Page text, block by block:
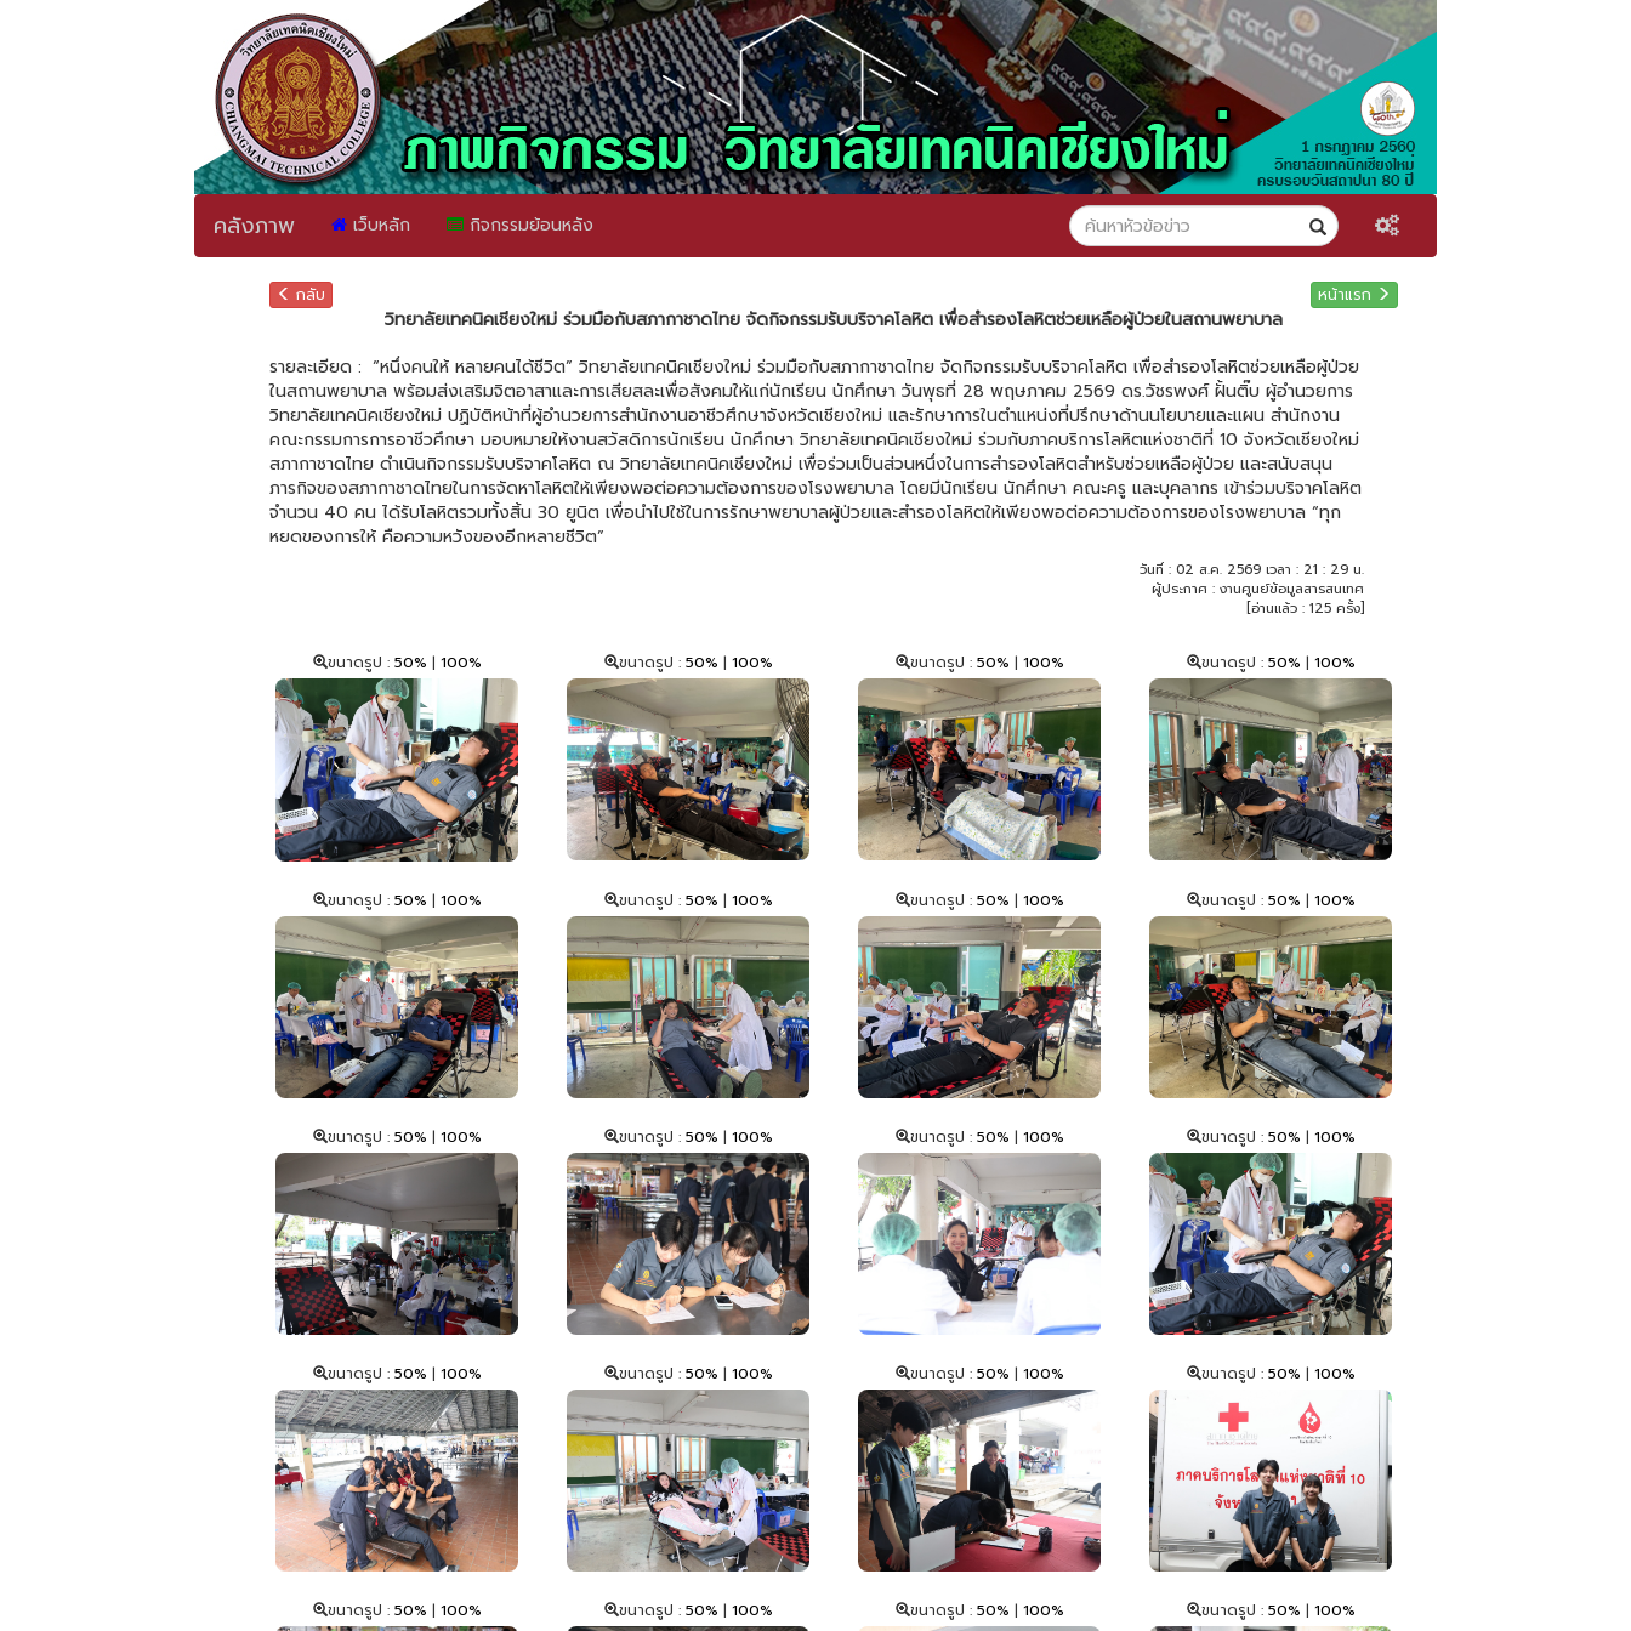
คลังภาพ เว็บหลัก กิจกรรมย้อนหลัง
กลับ หน้าแรก
วิทยาลัยเทคนิคเชียงใหม่ ร่วมมือกับสภากาชาดไทย จัดกิจกรรมรับบริจาคโลหิต เพื่อสำรองโลหิตช่วยเหลือผู้ป่วยในสถานพยาบาล
รายละเอียด : “หนึ่งคนให้ หลายคนได้ชีวิต” วิทยาลัยเทคนิคเชียงใหม่ ร่วมมือกับสภากาชาดไทย จัดกิจกรรมรับบริจาคโลหิต เพื่อสำรองโลหิตช่วยเหลือผู้ป่วย
ในสถานพยาบาล พร้อมส่งเสริมจิตอาสาและการเสียสละเพื่อสังคมให้แก่นักเรียน นักศึกษา วันพุธที่ 28 พฤษภาคม 2569 ดร.วัชรพงศ์ ฝั้นติ๊บ ผู้อำนวยการ
วิทยาลัยเทคนิคเชียงใหม่ ปฏิบัติหน้าที่ผู้อำนวยการสำนักงานอาชีวศึกษาจังหวัดเชียงใหม่ และรักษาการในตำแหน่งที่ปรึกษาด้านนโยบายและแผน สำนักงาน
คณะกรรมการการอาชีวศึกษา มอบหมายให้งานสวัสดิการนักเรียน นักศึกษา วิทยาลัยเทคนิคเชียงใหม่ ร่วมกับภาคบริการโลหิตแห่งชาติที่ 10 จังหวัดเชียงใหม่
สภากาชาดไทย ดำเนินกิจกรรมรับบริจาคโลหิต ณ วิทยาลัยเทคนิคเชียงใหม่ เพื่อร่วมเป็นส่วนหนึ่งในการสำรองโลหิตสำหรับช่วยเหลือผู้ป่วย และสนับสนุน
ภารกิจของสภากาชาดไทยในการจัดหาโลหิตให้เพียงพอต่อความต้องการของโรงพยาบาล โดยมีนักเรียน นักศึกษา คณะครู และบุคลากร เข้าร่วมบริจาคโลหิต
จำนวน 40 คน ได้รับโลหิตรวมทั้งสิ้น 30 ยูนิต เพื่อนำไปใช้ในการรักษาพยาบาลผู้ป่วยและสำรองโลหิตให้เพียงพอต่อความต้องการของโรงพยาบาล “ทุก
หยดของการให้ คือความหวังของอีกหลายชีวิต”
วันที่ : 02 ส.ค. 2569 เวลา : 21 : 29 น.
ผู้ประกาศ : งานศูนย์ข้อมูลสารสนเทศ
[อ่านแล้ว : 125 ครั้ง]
ขนาดรูป : 50% | 100% ขนาดรูป : 50% | 100% ขนาดรูป : 50% | 100% ขนาดรูป : 50% | 100%
ขนาดรูป : 50% | 100% ขนาดรูป : 50% | 100% ขนาดรูป : 50% | 100% ขนาดรูป : 50% | 100%
ขนาดรูป : 50% | 100% ขนาดรูป : 50% | 100% ขนาดรูป : 50% | 100% ขนาดรูป : 50% | 100%
ขนาดรูป : 50% | 100% ขนาดรูป : 50% | 100% ขนาดรูป : 50% | 100% ขนาดรูป : 50% | 100%
ขนาดรูป : 50% | 100% ขนาดรูป : 50% | 100% ขนาดรูป : 50% | 100% ขนาดรูป : 50% | 100%